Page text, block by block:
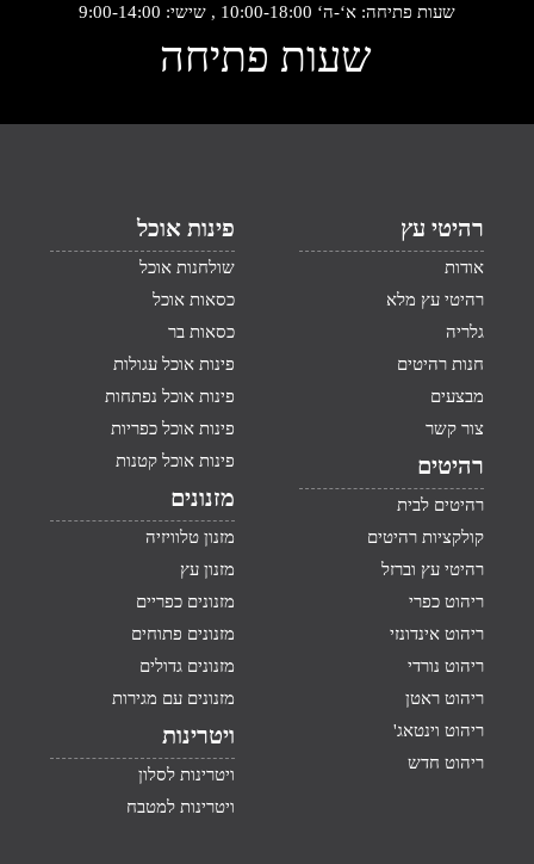
שעות פתיחה: א‘-ה‘ 10:00-18:00 , שישי: 9:00-14:00
שעות פתיחה
רהיטי עץ
אודות
רהיטי עץ מלא
גלריה
חנות רהיטים
מבצעים
צור קשר
רהיטים
רהיטים לבית
קולקציות רהיטים
רהיטי עץ וברזל
ריהוט כפרי
ריהוט אינדונזי
ריהוט נורדי
ריהוט ראטן
ריהוט וינטאג'
ריהוט חדש
פינות אוכל
שולחנות אוכל
כסאות אוכל
כסאות בר
פינות אוכל עגולות
פינות אוכל נפתחות
פינות אוכל כפריות
פינות אוכל קטנות
מזנונים
מזנון טלוויזיה
מזנון עץ
מזנונים כפריים
מזנונים פתוחים
מזנונים גדולים
מזנונים עם מגירות
ויטרינות
ויטרינות לסלון
ויטרינות למטבח